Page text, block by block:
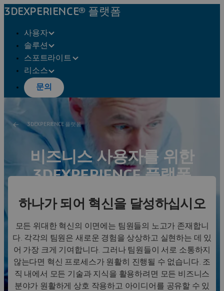
3DEXPERIENCE® 플랫폼
사용자
솔루션
스포트라이트
리소스
문의
3DEXPERIENCE 플랫폼
비즈니스 사용자를 위한
3DEXPERIENCE 플랫폼
완전히 새로운 방식의 비즈니스 혁신
하나가 되어 혁신을 달성하십시오
모든 위대한 혁신의 이면에는 팀원들의 노고가 존재합니
다. 각각의 팀원은 새로운 경험을 상상하고 실현하는 데 있
어 가장 크게 기여합니다. 그러나 팀원들이 서로 소통하지
않는다면 혁신 프로세스가 원활히 진행될 수 없습니다. 조
직 내에서 모든 기술과 지식을 활용하려면 모든 비즈니스
분야가 원활하게 상호 작용하고 아이디어를 공유할 수 있